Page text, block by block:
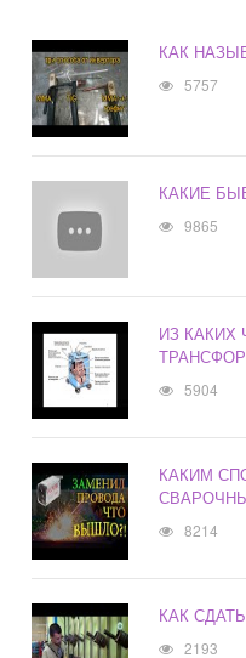
КАК
5757
КАКИЕ
9865
ИЗ КАКИХ
5904
КАКИМ
8214
КАК
2193